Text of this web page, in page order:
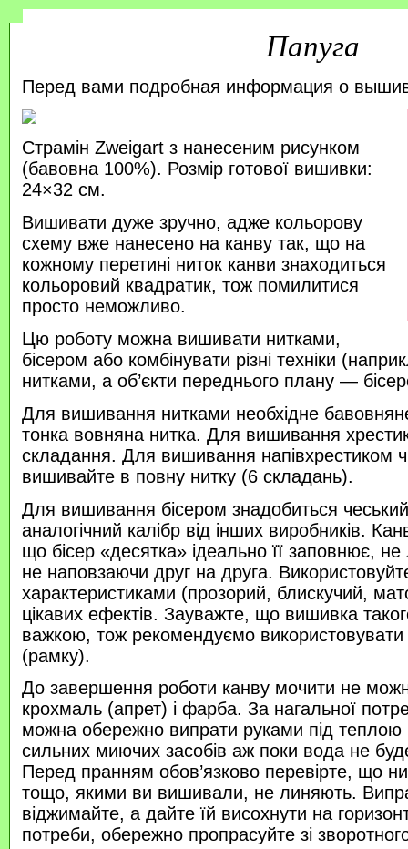
Папуга
Перед вами подробная информация о
Страмін Zweigart з нанесеним рисунком
(бавовна 100%). Розмір готової вишивки:
24×32 см.
Вишивати дуже зручно, адже кольорову
схему вже нанесено на канву так, що на
кожному перетині ниток канви знаходиться
кольоровий квадратик, тож помилитися
просто неможливо.
Цю роботу можна вишивати нитками,
бісером або комбінувати різні техніки
нитками, а об’єкти переднього плану —
Для вишивання нитками необхідне
тонка вовняна нитка. Для вишивання
складання. Для вишивання напівхрестиком
вишивайте в повну нитку (6 складань).
Для вишивання бісером знадобиться
аналогічний калібр від інших виробників.
що бісер «десятка» ідеально її заповнює,
не наповзаючи друг на друга.
характеристиками (прозорий, блискучий,
цікавих ефектів. Зауважте, що вишивка
важкою, тож рекомендуємо
(рамку).
До завершення роботи канву мочити не
крохмаль (апрет) і фарба. За нагальної
можна обережно випрати руками під
сильних миючих засобів аж поки вода не
Перед пранням обов’язково перевірте, що
тощо, якими ви вишивали, не линяють.
віджимайте, а дайте їй висохнути на
потреби, обережно пропрасуйте зі